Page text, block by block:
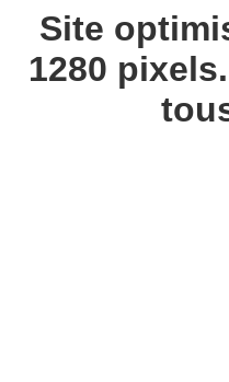
Site
1280